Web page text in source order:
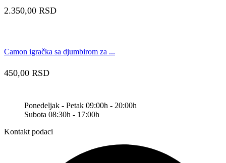
2.350,00 RSD
Camon igračka sa djumbirom za ...
450,00 RSD
Ponedeljak - Petak 09:00h - 20:00h
Subota 08:30h - 17:00h
Kontakt podaci